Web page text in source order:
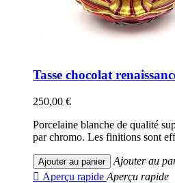
Tasse chocolat
250,00 €
Porcelaine blanche de qualité
par chromo. Les finitions sont
Ajouter au panier
Ajouter au
 Aperçu rapide Aperçu rapide